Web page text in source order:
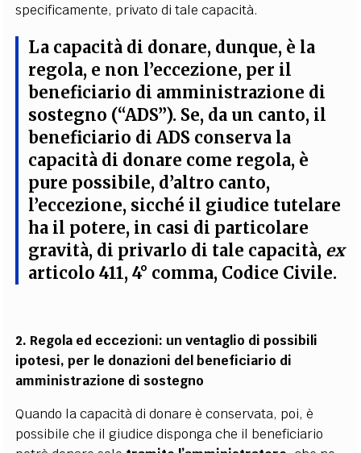
specificamente, privato di tale capacità.
La capacità di donare, dunque, è la
regola, e non l’eccezione, per il
beneficiario di amministrazione di
sostegno (“ADS”). Se, da un canto, il
beneficiario di ADS conserva la
capacità di donare come regola, è
pure possibile, d’altro canto,
l’eccezione, sicché il giudice tutelare
ha il potere, in casi di particolare
gravità, di privarlo di tale capacità, ex
articolo 411, 4° comma, Codice Civile.
2. Regola ed eccezioni: un ventaglio di possibili
ipotesi, per le donazioni del beneficiario di
amministrazione di sostegno
Quando la capacità di donare è conservata, poi, è
possibile che il giudice disponga che il beneficiario